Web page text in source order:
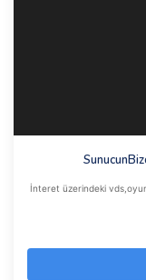
İnteret üzerindeki